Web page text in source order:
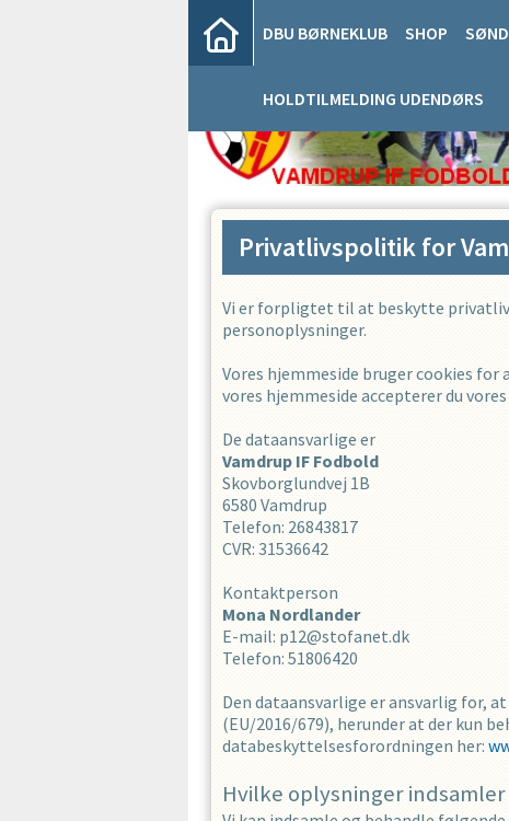
DBU BØRNEKLUB SHOP
HOLDTILMELDING UDENDØRS
Privatlivspolitik for
Vi er forpligtet til at beskytte
personoplysninger.
Vores hjemmeside bruger cookies
vores hjemmeside accepterer du
De dataansvarlige er
Vamdrup IF Fodbold
Skovborglundvej 1B
6580 Vamdrup
Telefon: 26843817
CVR: 31536642
Kontaktperson
Mona Nordlander
E-mail: p12@stofanet.dk
Telefon: 51806420
Den dataansvarlige er ansvarlig for,
(EU/2016/679), herunder at der kun
databeskyttelsesforordningen her:
Hvilke oplysninger indsamler